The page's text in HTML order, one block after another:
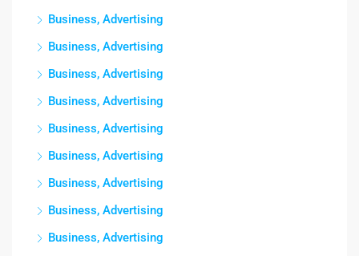
Business, Advertising
Business, Advertising
Business, Advertising
Business, Advertising
Business, Advertising
Business, Advertising
Business, Advertising
Business, Advertising
Business, Advertising